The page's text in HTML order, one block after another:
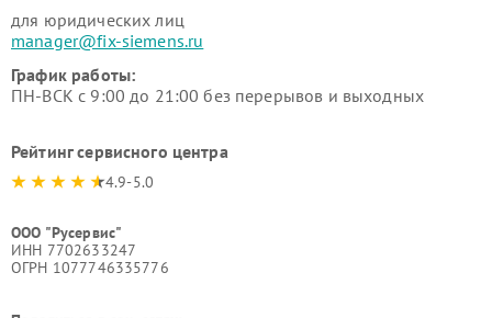
для юридических лиц
manager@fix-siemens.ru
График работы:
ПН-ВСК с 9:00 до 21:00 без перерывов и выходных
Рейтинг сервисного центра
4.9-5.0
ООО "Русервис"
ИНН 7702633247
ОГРН 1077746335776